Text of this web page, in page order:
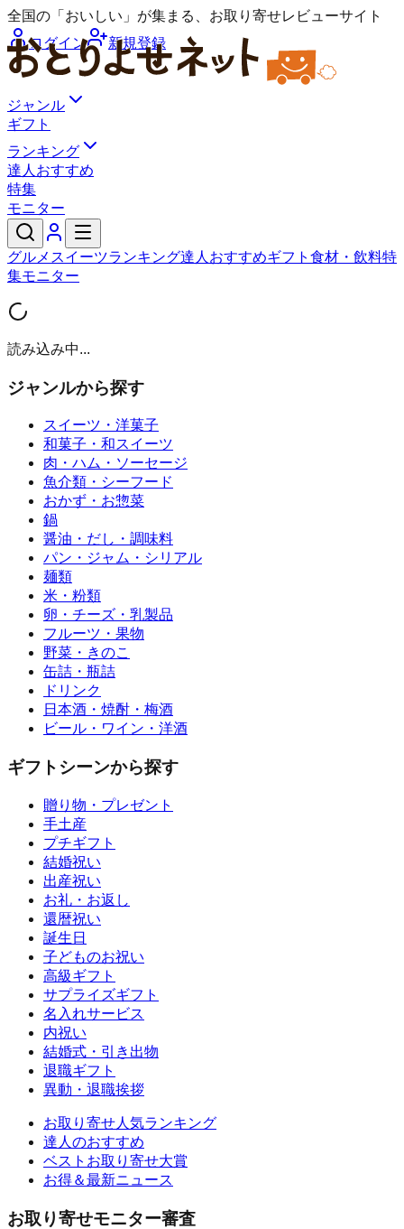
全国の「おいしい」が集まる、お取り寄せレビューサイト
ログイン
新規登録
ジャンル
ギフト
ランキング
達人おすすめ
特集
モニター
グルメ スイーツランキング達人おすすめギフト 食材・飲料特
集モニター
読み込み中...
ジャンルから探す
スイーツ・洋菓子
和菓子・和スイーツ
肉・ハム・ソーセージ
魚介類・シーフード
おかず・お惣菜
鍋
醤油・だし・調味料
パン・ジャム・シリアル
麺類
米・粉類
卵・チーズ・乳製品
フルーツ・果物
野菜・きのこ
缶詰・瓶詰
ドリンク
日本酒・焼酎・梅酒
ビール・ワイン・洋酒
ギフトシーンから探す
贈り物・プレゼント
手土産
プチギフト
結婚祝い
出産祝い
お礼・お返し
還暦祝い
誕生日
子どものお祝い
高級ギフト
サプライズギフト
名入れサービス
内祝い
結婚式・引き出物
退職ギフト
異動・退職挨拶
お取り寄せ人気ランキング
達人のおすすめ
ベストお取り寄せ大賞
お得＆最新ニュース
お取り寄せモニター審査